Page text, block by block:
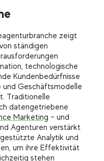
zeigt
ständigen
technologische
Kundenbedürfnisse
und Geschäftsmodelle
Traditionelle
datengetriebene
Marketing – und
Agenturen verstärkt
Analytik und
um ihre Effektivität
stehen